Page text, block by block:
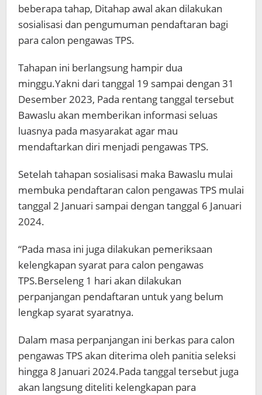
beberapa tahap, Ditahap awal akan dilakukan
sosialisasi dan pengumuman pendaftaran bagi
para calon pengawas TPS.
Tahapan ini berlangsung hampir dua
minggu.Yakni dari tanggal 19 sampai dengan 31
Desember 2023, Pada rentang tanggal tersebut
Bawaslu akan memberikan informasi seluas
luasnya pada masyarakat agar mau
mendaftarkan diri menjadi pengawas TPS.
Setelah tahapan sosialisasi maka Bawaslu mulai
membuka pendaftaran calon pengawas TPS mulai
tanggal 2 Januari sampai dengan tanggal 6 Januari
2024.
“Pada masa ini juga dilakukan pemeriksaan
kelengkapan syarat para calon pengawas
TPS.Berseleng 1 hari akan dilakukan
perpanjangan pendaftaran untuk yang belum
lengkap syarat syaratnya.
Dalam masa perpanjangan ini berkas para calon
pengawas TPS akan diterima oleh panitia seleksi
hingga 8 Januari 2024.Pada tanggal tersebut juga
akan langsung diteliti kelengkapan para